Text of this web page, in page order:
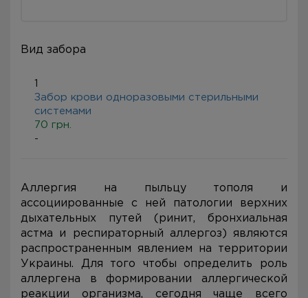
Вид забора
1
Забор крови одноразовыми стерильными
системами
70 грн.
-
Аллергия на пыльцу тополя и
ассоциированные с ней патологии верхних
дыхательных путей (ринит, бронхиальная
астма и респираторный аллергоз) являются
распространенным явлением на территории
Украины. Для того чтобы определить роль
аллергена в формировании аллергической
реакции организма, сегодня чаще всего